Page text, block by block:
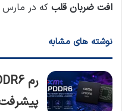
افت ضربان قلب که در
نوشته های مشابه